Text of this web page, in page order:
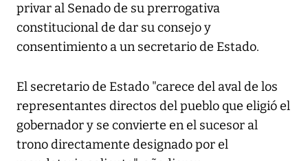
privar al Senado de su prerrogativa
constitucional de dar su consejo y
consentimiento a un secretario de Estado.
El secretario de Estado "carece del aval de los
representantes directos del pueblo que eligió el
gobernador y se convierte en el sucesor al
trono directamente designado por el